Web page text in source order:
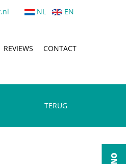
NL EN
REVIEWS CONTACT
TERUG